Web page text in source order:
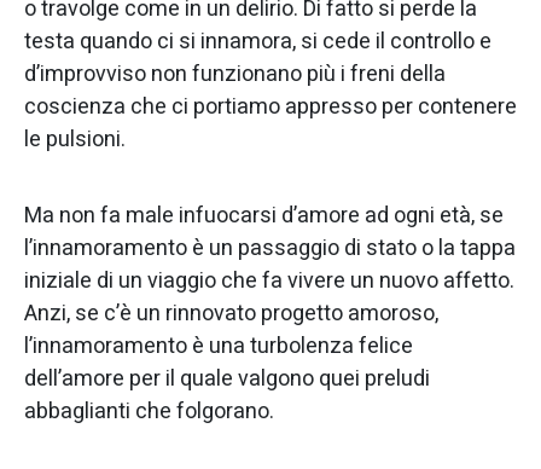
o travolge come in un delirio. Di fatto si perde la
testa quando ci si innamora, si cede il controllo e
d’improvviso non funzionano più i freni della
coscienza che ci portiamo appresso per contenere
le pulsioni.
Ma non fa male infuocarsi d’amore ad ogni età, se
l’innamoramento è un passaggio di stato o la tappa
iniziale di un viaggio che fa vivere un nuovo affetto.
Anzi, se c’è un rinnovato progetto amoroso,
l’innamoramento è una turbolenza felice
dell’amore per il quale valgono quei preludi
abbaglianti che folgorano.